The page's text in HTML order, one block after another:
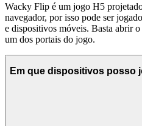
Wacky Flip é um jogo H5
navegador, por isso pode ser
e dispositivos móveis. Basta abrir
um dos portais do jogo.
Em que dispositivos posso